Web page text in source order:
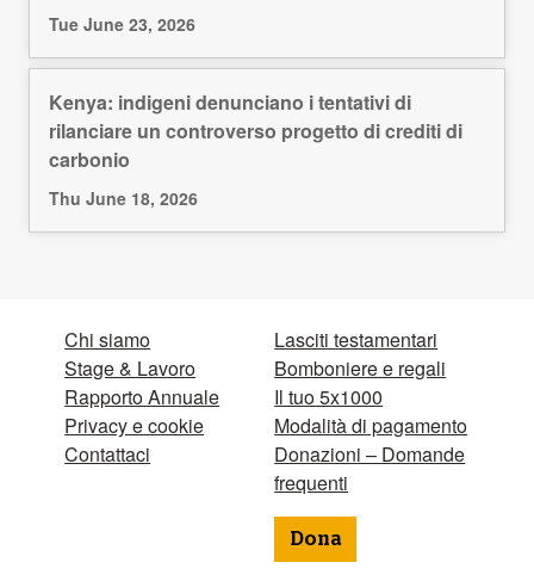
Tue June 23, 2026
Kenya: indigeni denunciano i tentativi di
rilanciare un controverso progetto di crediti di
carbonio
Thu June 18, 2026
Chi siamo
Stage & Lavoro
Rapporto Annuale
Privacy e cookie
Contattaci
Lasciti testamentari
Bomboniere e regali
Il tuo 5x1000
Modalità di pagamento
Donazioni – Domande
frequenti
Dona